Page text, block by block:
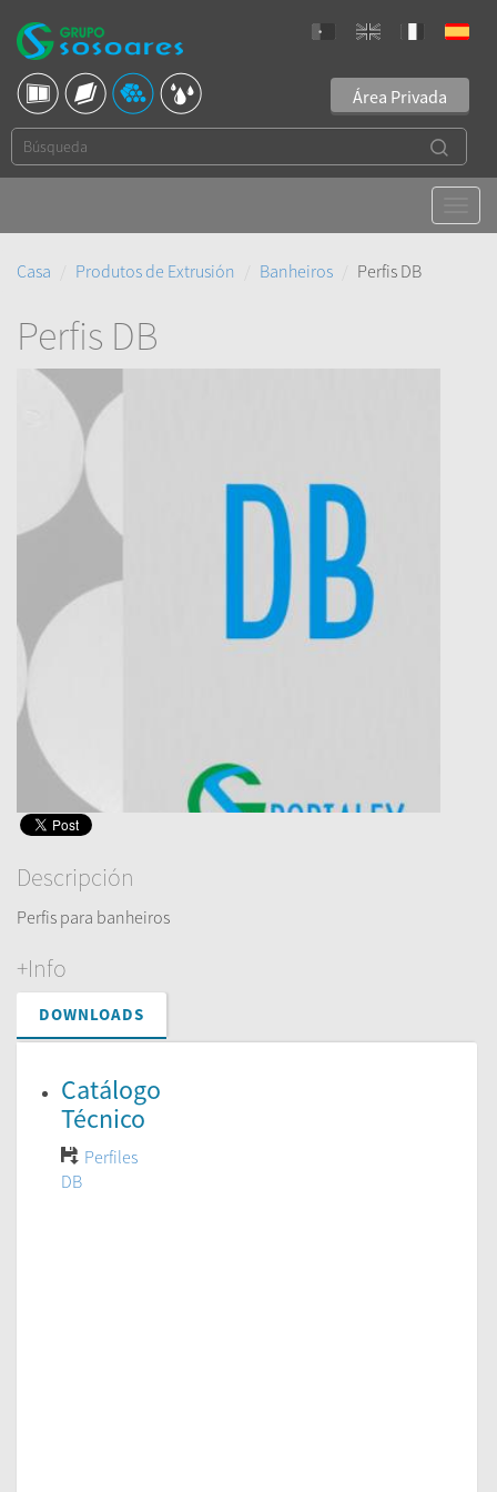
Área Privada
Casa Produtos de Extrusión Banheiros Perfis DB
Perfis DB
Descripción
Perfis para banheiros
+Info
DOWNLOADS
Catálogo
Técnico
Perfiles
DB